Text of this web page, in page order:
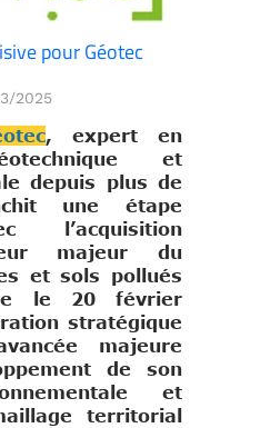
pour Géotec
2025
, expert en
et
depuis plus de
une étape
l’acquisition
majeur du
et sols pollués
le 20 février
stratégique
majeure
de son
et
territorial